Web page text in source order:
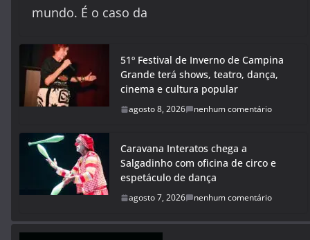
mundo. É o caso da
51º Festival de Inverno de Campina
Grande terá shows, teatro, dança,
cinema e cultura popular
agosto 8, 2026 nenhum comentário
Caravana Interatos chega a
Salgadinho com oficina de circo e
espetáculo de dança
agosto 7, 2026 nenhum comentário